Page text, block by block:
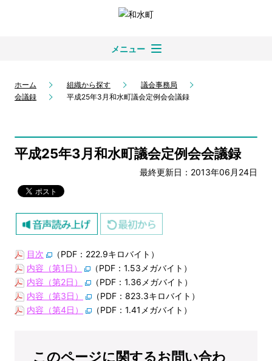
メニュー
ホーム 組織から探す
議会事務局
会議録
平成25年3月和水町議会定例会会議録
平成25年3月和水町議会定例会会議録
最終更新日：2013年06月24日
目次
（PDF：222.9キロバイト）
内容（第1日）
（PDF：1.53メガバイト）
内容（第2日）
（PDF：1.36メガバイト）
内容（第3日）
（PDF：823.3キロバイト）
内容（第4日）
（PDF：1.41メガバイト）
このページに関するお問い合わ